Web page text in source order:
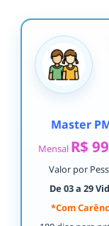
Master
Mensal R$
Valor por
De 03 a 29
*Com